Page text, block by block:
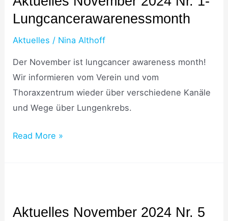
Lungcancerawarenessmonth
Aktuelles / Nina Althoff
Der November ist lungcancer awareness month!
Wir informieren vom Verein und vom
Thoraxzentrum wieder über verschiedene Kanäle
und Wege über Lungenkrebs.
Nr.
Lungcancerawarenessmonth
Read More »
Aktuelles November 2024 Nr. 5
2024